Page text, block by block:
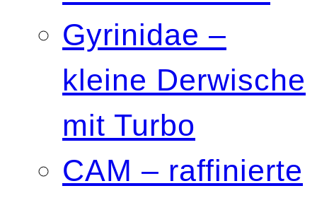
Gyrinidae –
kleine Derwische
mit Turbo
CAM – raffinierte